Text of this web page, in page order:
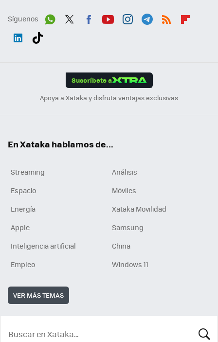
Síguenos
Suscríbete a
Apoya a Xataka y disfruta ventajas exclusivas
En Xataka hablamos de...
Streaming
Análisis
Espacio
Móviles
Energía
Xataka Movilidad
Apple
Samsung
Inteligencia artificial
China
Empleo
Windows 11
VER MÁS TEMAS